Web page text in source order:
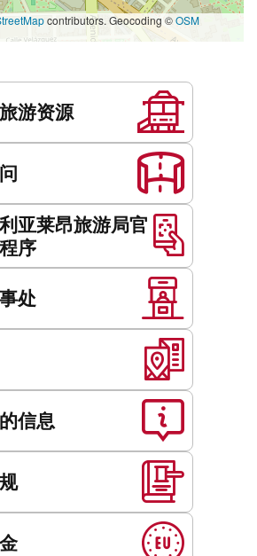
contributors. Geocoding ©OSM
游资源
亚莱昂旅游局官
序
处
信息